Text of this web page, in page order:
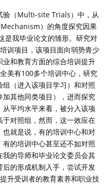
验（Multi-site Trials）中，从
）的角度探究因果
是我毕业论文的雏形。研究对
训项目，该项目面向弱势青少
和教育方面的综合培训提升
美有100多个培训中心，研究
（进入该项目学习）和对照
其他同类项目），进而探究
平均水平来看，被分入该项
对照组，然而，这一效应在
就是说，有的培训中心和对
的培训中心甚至还不如对照
的导师和毕业论文委员会其
的形成机制入手，尝试开发
升受训者的教育素养和职业技